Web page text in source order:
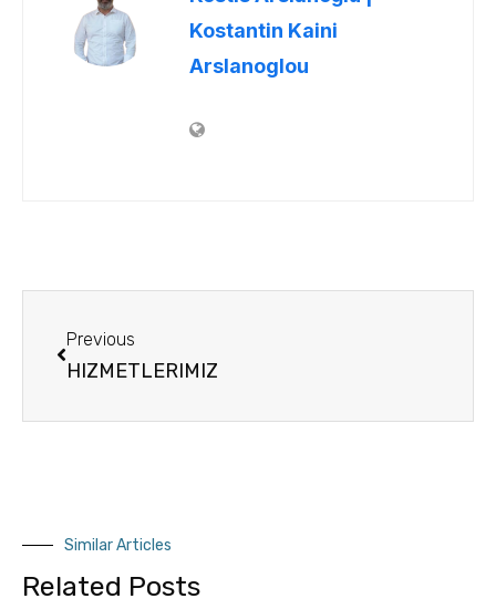
Kostantin Kaini
Arslanoglou
Previous
HIZMETLERIMIZ
Similar Articles
Related Posts